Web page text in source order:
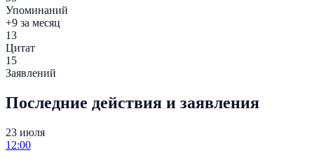
Упоминаний
+9 за месяц
13
Цитат
15
Заявлений
Последние действия и заявления
23 июля
12:00